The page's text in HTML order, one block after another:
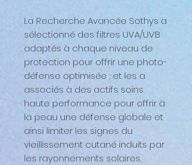
La Recherche Avancée Sothys a
sélectionné des filtres UVA/UVB
adaptés à chaque niveau de
protection pour offrir une photo-
défense optimisée ; et les a
associés à des actifs soins
haute performance pour offrir à
la peau une défense globale et
ainsi limiter les signes du
vieillissement cutané induits par
les rayonnements solaires.